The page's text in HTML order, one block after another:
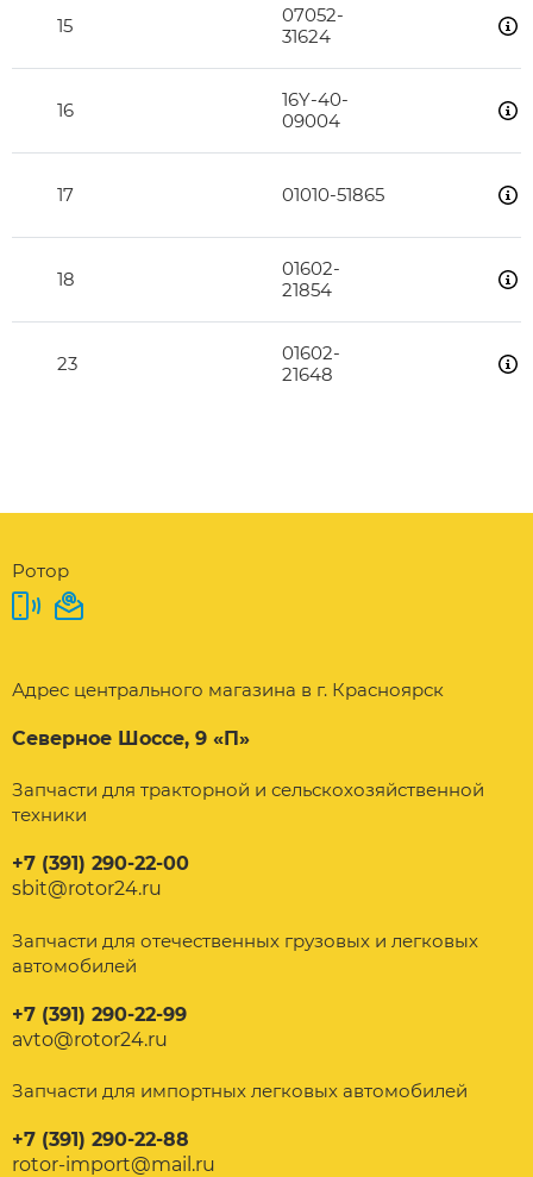
15
07052-
31624
16
16Y-40-
09004
17 01010-51865
18
01602-
21854
23
01602-
21648
Ротор
Адрес центрального магазина в г. Красноярск
Северное Шоссе, 9 «П»
Запчасти для тракторной и сельскохозяйственной
техники
+7 (391) 290-22-00
sbit@rotor24.ru
Запчасти для отечественных грузовых и легковых
автомобилей
+7 (391) 290-22-99
avto@rotor24.ru
Запчасти для импортных легковых автомобилей
+7 (391) 290-22-88
rotor-import@mail.ru